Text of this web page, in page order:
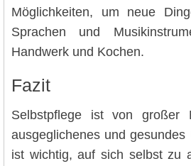
Möglichkeiten, um neue
Sprachen und
Handwerk und Kochen.
Fazit
Selbstpflege ist von großer
ausgeglichenes und
ist wichtig, auf sich selbst zu